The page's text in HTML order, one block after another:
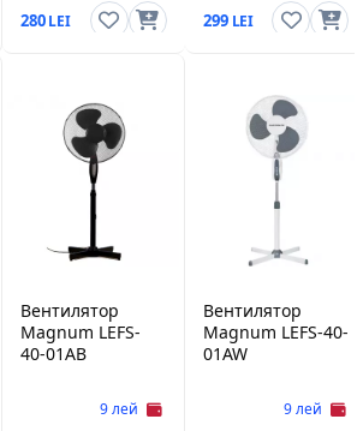
280
299
Вентилятор
Magnum LEFS-
40-01AB
9 лей
Вентилятор
Magnum LEFS-40-
01AW
9 лей